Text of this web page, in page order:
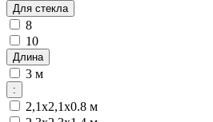
Для стекла
8
10
Длина
3 м
:
2,1x2,1х0.8 м